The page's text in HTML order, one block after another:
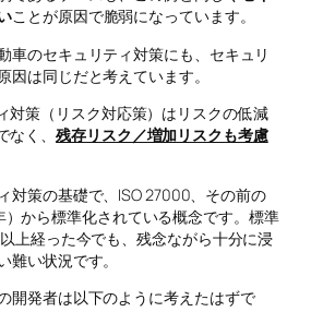
ことが原因で脆弱になっています。
車のセキュリティ対策にも、セキュリ
因は同じだと考えています。
対策（リスク対応策）はリスクの低減
なく、残存リスク／増加リスクも考慮
対策の基礎で、ISO 27000、その前の
）から標準化されている概念です。標準
上経った今でも、残念ながら十分に浸
難い状況です。
開発者は以下のように考えたはずで